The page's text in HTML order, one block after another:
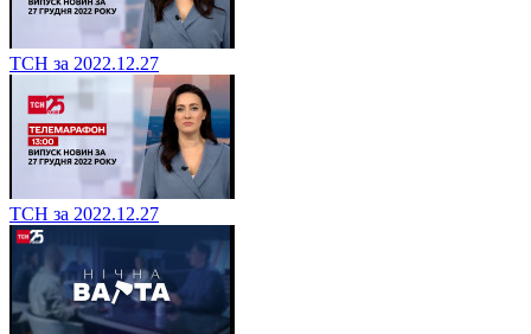
ТСН за 2022.12.27
ТСН за 2022.12.27